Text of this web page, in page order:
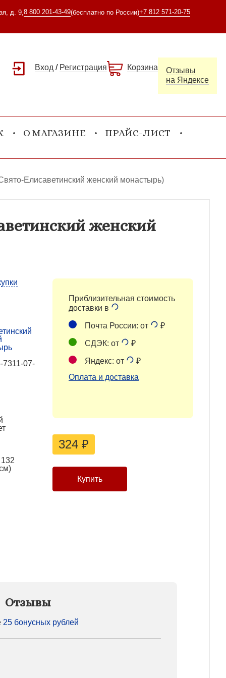
д. 9, 8 800 201-43-49(бесплатно по России)+7 812 571-20-75
Вход / Регистрация Корзина
Отзывы
на Яндексе
О МАГАЗИНЕ ПРАЙС-ЛИСТ
Елисаветинский женский монастырь)
женский
7311-07-
Приблизительная стоимость
доставки в
Почта России: от ₽
СДЭК: от ₽
Яндекс: от
₽
Оплата и доставка
324 ₽
Отзывы
25 бонусных рублей